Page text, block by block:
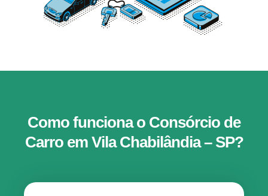
Como funciona o Consórcio de
Carro em Vila Chabilândia – SP?